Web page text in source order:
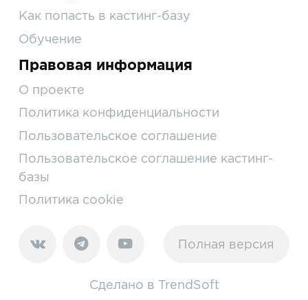
Как попасть в кастинг-базу
Обучение
Правовая информация
О проекте
Политика конфиденциальности
Пользовательское соглашение
Пользовательское соглашение кастинг-
базы
Политика cookie
Полная версия
Сделано в TrendSoft